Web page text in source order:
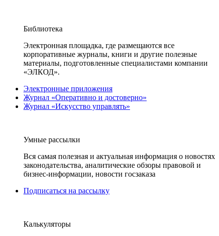
Библиотека
Электронная площадка, где размещаются все
корпоративные журналы, книги и другие полезные
материалы, подготовленные специалистами компании
«ЭЛКОД».
Электронные приложения
Журнал «Оперативно и достоверно»
Журнал «Искусство управлять»
Умные рассылки
Вся самая полезная и актуальная информация о новостях
законодательства, аналитические обзоры правовой и
бизнес-информации, новости госзаказа
Подписаться на рассылку
Калькуляторы